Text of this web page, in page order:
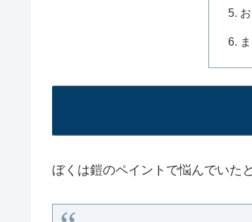
ぼくは鎧のペイントで悩んでいた